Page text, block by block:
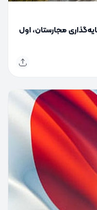
مجارستان، اول